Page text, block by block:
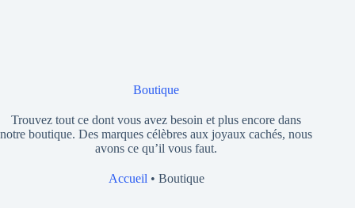
Boutique
Trouvez tout ce dont vous avez besoin et plus encore dans
notre boutique. Des marques célèbres aux joyaux cachés, nous
avons ce qu’il vous faut.
Accueil • Boutique